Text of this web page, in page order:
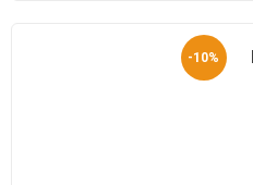
-10%